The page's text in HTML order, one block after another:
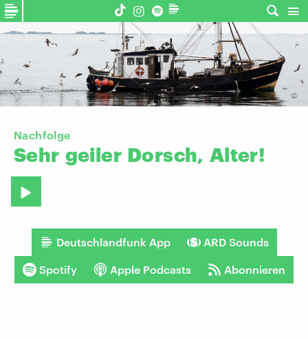
©
Nachfolge
Sehr geiler Dorsch, Alter!
Deutschlandfunk App ARD Sounds
Spotify Apple Podcasts Abonnieren